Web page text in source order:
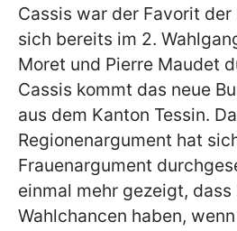
Cassis war der Favorit der
sich bereits im 2.
Moret und Pierre Maudet
Cassis kommt das neue
aus dem Kanton Tessin.
Regionenargument hat
Frauenargument
einmal mehr gezeigt, dass
Wahlchancen haben,